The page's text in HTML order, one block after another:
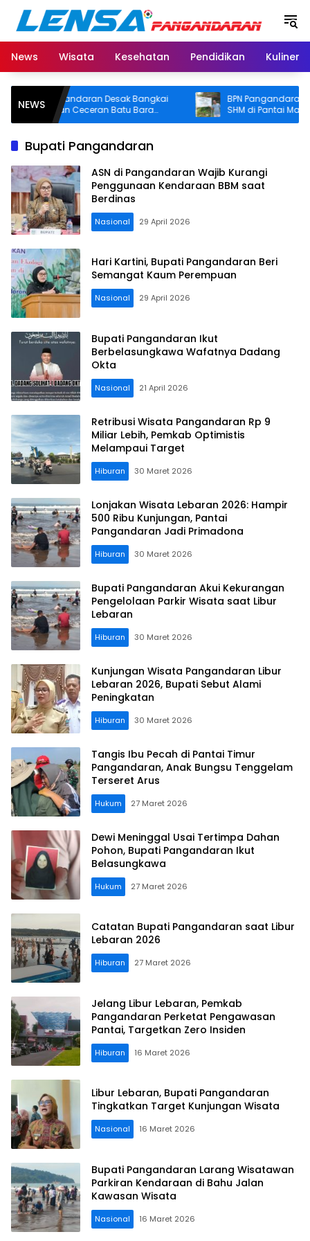
Langsung
konten
News
Wisata Kesehatan Pendidikan Kuliner
NEWS
Pangandaran Desak Bangkai
dan Ceceran Batu Bara
Soroti Buruknya
BPN Pangandaran Akan
SHM di Pantai Madasari,
Usut Asal-usul Sertifikat
Bupati Pangandaran
ASN di Pangandaran Wajib Kurangi
Penggunaan Kendaraan BBM saat
Berdinas
Nasional 29 April 2026
Hari Kartini, Bupati Pangandaran Beri
Semangat Kaum Perempuan
Nasional 29 April 2026
Bupati Pangandaran Ikut
Berbelasungkawa Wafatnya Dadang
Okta
Nasional 21 April 2026
Retribusi Wisata Pangandaran Rp 9
Miliar Lebih, Pemkab Optimistis
Melampaui Target
Hiburan 30 Maret 2026
Lonjakan Wisata Lebaran 2026: Hampir
500 Ribu Kunjungan, Pantai
Pangandaran Jadi Primadona
Hiburan 30 Maret 2026
Bupati Pangandaran Akui Kekurangan
Pengelolaan Parkir Wisata saat Libur
Lebaran
Hiburan 30 Maret 2026
Kunjungan Wisata Pangandaran Libur
Lebaran 2026, Bupati Sebut Alami
Peningkatan
Hiburan 30 Maret 2026
Tangis Ibu Pecah di Pantai Timur
Pangandaran, Anak Bungsu Tenggelam
Terseret Arus
Hukum 27 Maret 2026
Dewi Meninggal Usai Tertimpa Dahan
Pohon, Bupati Pangandaran Ikut
Belasungkawa
Hukum 27 Maret 2026
Catatan Bupati Pangandaran saat Libur
Lebaran 2026
Hiburan 27 Maret 2026
Jelang Libur Lebaran, Pemkab
Pangandaran Perketat Pengawasan
Pantai, Targetkan Zero Insiden
Hiburan 16 Maret 2026
Libur Lebaran, Bupati Pangandaran
Tingkatkan Target Kunjungan Wisata
Nasional 16 Maret 2026
Bupati Pangandaran Larang Wisatawan
Parkiran Kendaraan di Bahu Jalan
Kawasan Wisata
Nasional 16 Maret 2026